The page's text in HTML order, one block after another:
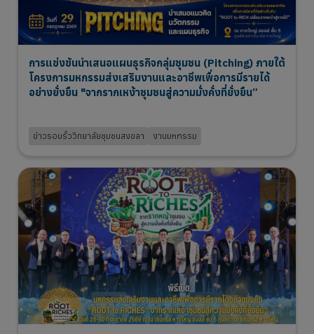
การแข่งขันนำเสนอแผนธุรกิจกลุ่มชุมชน (Pitching) ภายใต้
โครงการมหกรรมส่งเสริมงานและอาชีพเพื่อการมีรายได้
อย่างยั่งยืน "จากรากเหง้าชุมชนสู่ความมั่งคั่งที่ยั่งยืน”
ข่าวรอบรั้ววิทยาลัยชุมชนสงขลา งานมหกรรม